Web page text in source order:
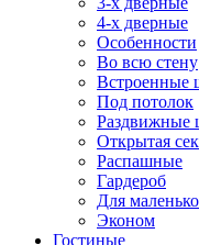
4-х дверные
Особенности
Во всю стену
Встроенные
Под потолок
Раздвижные
Открытая
Распашные
Гардероб
Для
Эконом
Гостиные